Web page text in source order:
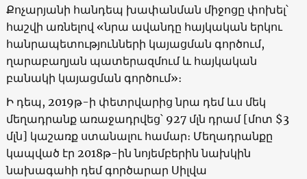
Քոչարյանի հանդեպ խափանման միջոցը փոխել՝
հաշվի առնելով «նրա ավանդը հայկական երկու
հանրապետությունների կայացման գործում,
ղարաբաղյան պատերազմում և հայկական
բանակի կայացման գործում»։
Ի դեպ, 2019թ-ի փետրվարից նրա դեմ ևս մեկ
մեղադրանք առաջադրվեց՝ 927 մլն դրամ [մոտ $3
մլն] կաշառք ստանալու համար։ Մեղադրանքը
կապված էր 2018թ-ին նոյեմբերին նախկին
նախագահի դեմ գործարար Սիլվա